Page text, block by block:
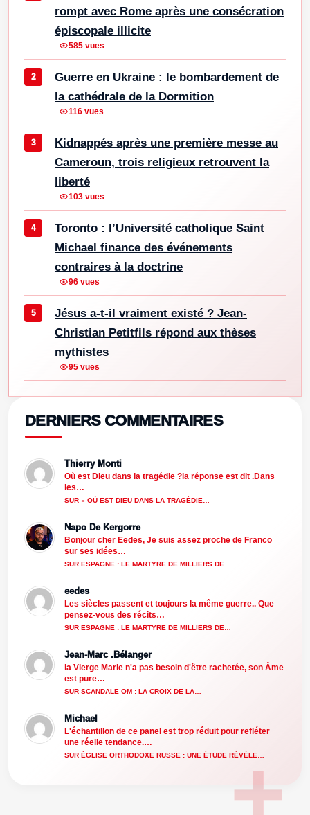
rompt avec Rome après une consécration
épiscopale illicite
585 vues
Guerre en Ukraine : le bombardement de
la cathédrale de la Dormition
116 vues
Kidnappés après une première messe au
Cameroun, trois religieux retrouvent la
liberté
103 vues
Toronto : l’Université catholique Saint
Michael finance des événements
contraires à la doctrine
96 vues
Jésus a-t-il vraiment existé ? Jean-
Christian Petitfils répond aux thèses
mythistes
95 vues
DERNIERS COMMENTAIRES
Thierry Monti
Où est Dieu dans la tragédie ?la réponse est dit .Dans
les…
SUR « OÙ EST DIEU DANS LA TRAGÉDIE…
Napo De Kergorre
Bonjour cher Eedes, Je suis assez proche de Franco
sur ses idées…
SUR ESPAGNE : LE MARTYRE DE MILLIERS DE…
eedes
Les siècles passent et toujours la même guerre.. Que
pensez-vous des récits…
SUR ESPAGNE : LE MARTYRE DE MILLIERS DE…
Jean-Marc .Bélanger
la Vierge Marie n'a pas besoin d'être rachetée, son Âme
est pure…
SUR SCANDALE OM : LA CROIX DE LA…
Michael
L'échantillon de ce panel est trop réduit pour refléter
une réelle tendance.…
SUR ÉGLISE ORTHODOXE RUSSE : UNE ÉTUDE RÉVÈLE…